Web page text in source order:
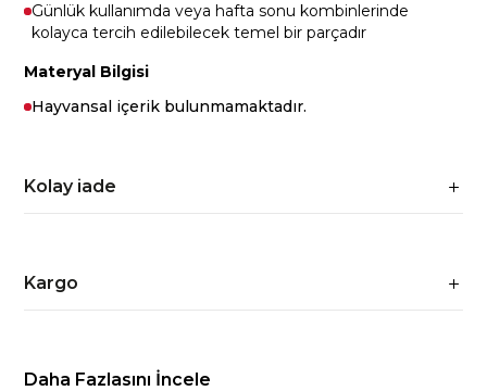
Günlük kullanımda veya hafta sonu kombinlerinde
kolayca tercih edilebilecek temel bir parçadır
Materyal Bilgisi
Hayvansal içerik bulunmamaktadır.
Kolay iade
Kargo
Daha Fazlasını İncele